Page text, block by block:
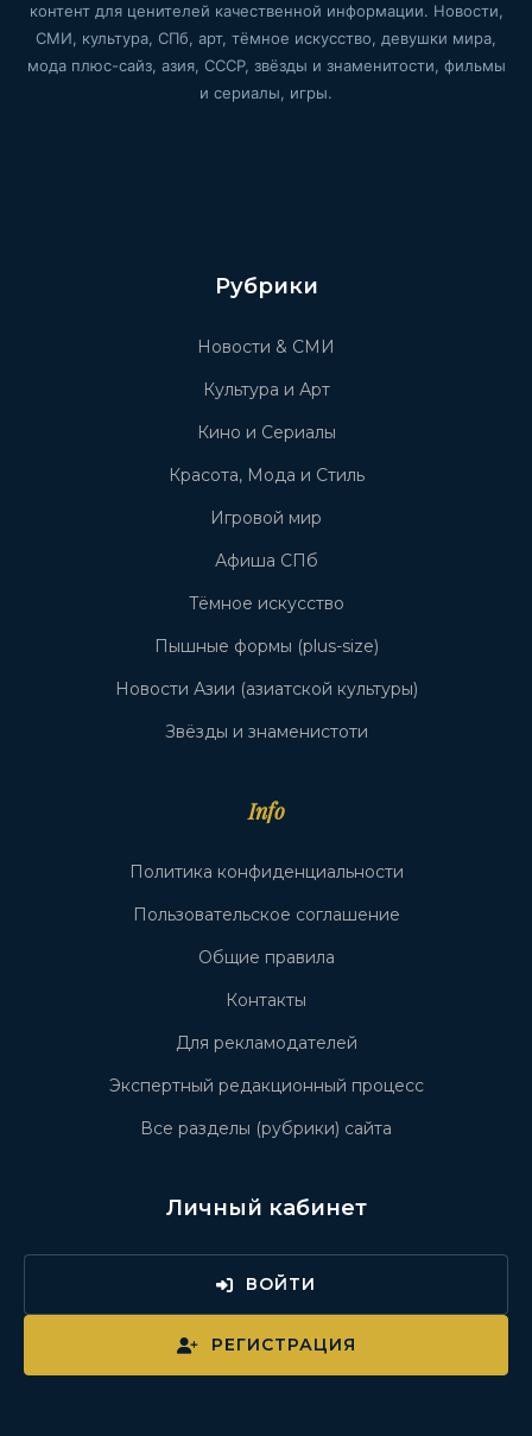
контент для ценителей качественной информации. Новости,
СМИ, культура, СПб, арт, тёмное искусство, девушки мира,
мода плюс-сайз, азия, СССР, звёзды и знаменитости, фильмы
и сериалы, игры.
Рубрики
Новости & СМИ
Культура и Арт
Кино и Сериалы
Красота, Мода и Стиль
Игровой мир
Афиша СПб
Тёмное искусство
Пышные формы (plus-size)
Новости Азии (азиатской культуры)
Звёзды и знаменистоти
Info
Политика конфиденциальности
Пользовательское соглашение
Общие правила
Контакты
Для рекламодателей
Экспертный редакционный процесс
Все разделы (рубрики) сайта
Личный кабинет
ВОЙТИ
РЕГИСТРАЦИЯ